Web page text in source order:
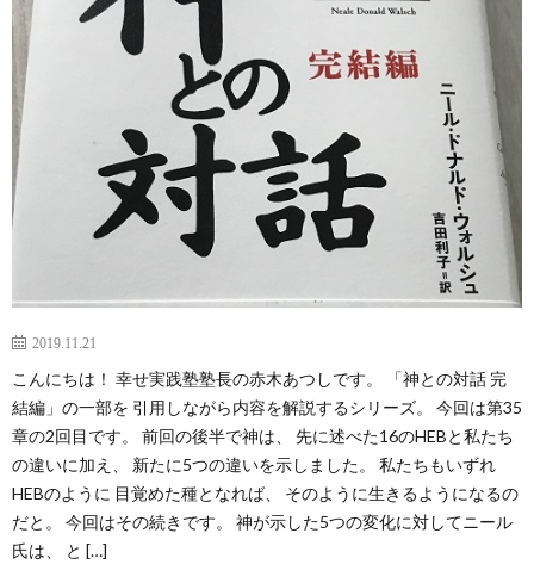
2019.11.21
こんにちは！ 幸せ実践塾塾長の赤木あつしです。 「神との対話 完
結編」の一部を 引用しながら内容を解説するシリーズ。 今回は第35
章の2回目です。 前回の後半で神は、 先に述べた16のHEBと私たち
の違いに加え、 新たに5つの違いを示しました。 私たちもいずれ
HEBのように 目覚めた種となれば、 そのように生きるようになるの
だと。 今回はその続きです。 神が示した5つの変化に対してニール
氏は、 と […]